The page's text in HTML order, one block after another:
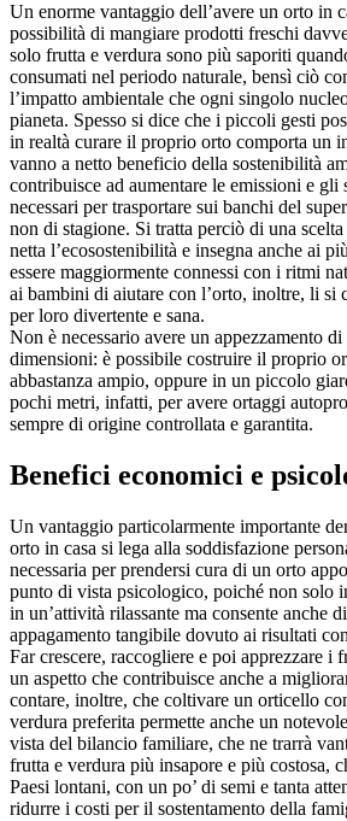
Un enorme vantaggio dell’avere un orto in
possibilità di mangiare prodotti freschi
solo frutta e verdura sono più saporiti
consumati nel periodo naturale, bensì ciò
l’impatto ambientale che ogni singolo
pianeta. Spesso si dice che i piccoli gesti
in realtà curare il proprio orto comporta un
vanno a netto beneficio della sostenibilità
contribuisce ad aumentare le emissioni e gli
necessari per trasportare sui banchi del
non di stagione. Si tratta perciò di una
netta l’ecosostenibilità e insegna anche ai
essere maggiormente connessi con i ritmi
ai bambini di aiutare con l’orto, inoltre, li si
per loro divertente e sana.
Non è necessario avere un appezzamento
dimensioni: è possibile costruire il proprio
abbastanza ampio, oppure in un piccolo
pochi metri, infatti, per avere ortaggi
sempre di origine controllata e garantita.
Benefici economici e
Un vantaggio particolarmente importante
orto in casa si lega alla soddisfazione
necessaria per prendersi cura di un orto
punto di vista psicologico, poiché non solo
in un’attività rilassante ma consente anche
appagamento tangibile dovuto ai risultati
Far crescere, raccogliere e poi apprezzare i
un aspetto che contribuisce anche a
contare, inoltre, che coltivare un orticello
verdura preferita permette anche un
vista del bilancio familiare, che ne trarrà
frutta e verdura più insapore e più costosa,
Paesi lontani, con un po’ di semi e tanta
ridurre i costi per il sostentamento della